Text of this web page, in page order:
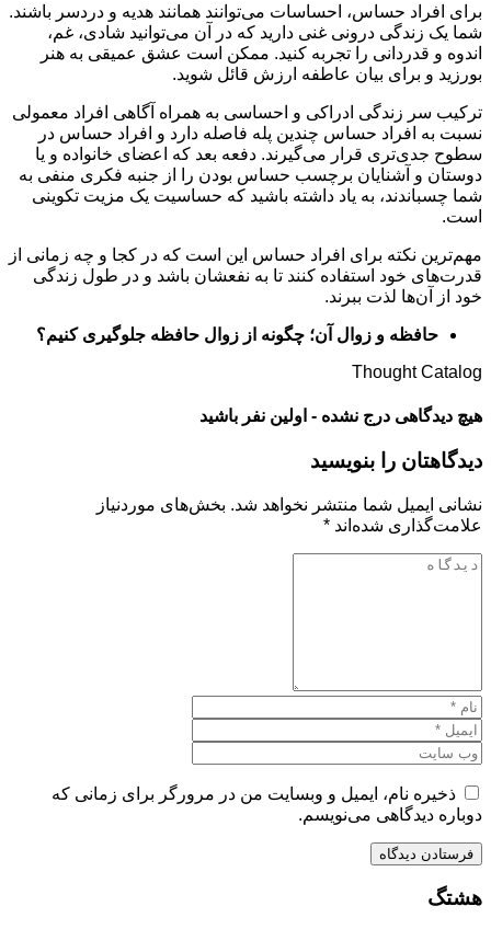
برای افراد حساس، احساسات می‌توانند همانند هدیه و دردسر باشند.
شما یک زندگی درونی غنی دارید که در آن می‌توانید شادی، غم،
اندوه و قدردانی را تجربه کنید. ممکن است عشق عمیقی به هنر
بورزید و برای بیان عاطفه ارزش قائل شوید.
ترکیب سر زندگی ادراکی و احساسی به همراه آگاهی افراد معمولی
نسبت به افراد حساس چندین پله فاصله دارد و افراد حساس در
سطوح جدی‌تری قرار می‌گیرند. دفعه بعد که اعضای خانواده و یا
دوستان و آشنایان برچسب حساس بودن را از جنبه فکری منفی به
شما چسباندند، به یاد داشته باشید که حساسیت یک مزیت تکوینی
است.
مهم‌ترین نکته برای افراد حساس این است که در کجا و چه زمانی از
قدرت‌های خود استفاده کنند تا به نفعشان باشد و در طول زندگی
خود از آن‌‌ها لذت ببرند.
حافظه و زوال آن؛ چگونه از زوال حافظه جلوگیری کنیم؟
Thought Catalog
هیچ دیدگاهی درج نشده - اولین نفر باشید
دیدگاهتان را بنویسید
نشانی ایمیل شما منتشر نخواهد شد. بخش‌های موردنیاز
علامت‌گذاری شده‌اند *
ذخیره نام، ایمیل و وبسایت من در مرورگر برای زمانی که
دوباره دیدگاهی می‌نویسم.
هشتگ